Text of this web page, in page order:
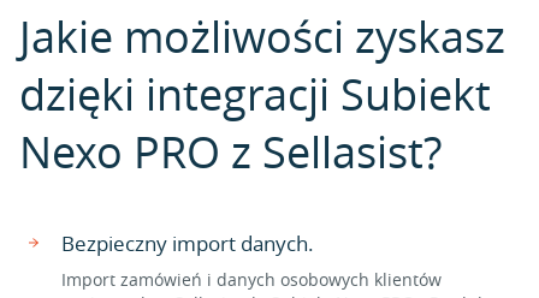
Jakie możliwości zyskasz
dzięki integracji Subiekt
Nexo PRO z Sellasist?
Bezpieczny import danych.
Import zamówień i danych osobowych klientów